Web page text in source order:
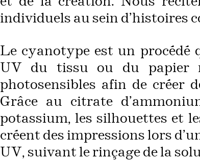
individuels au sein d’histoires
Le cyanotype est un procédé
UV du tissu ou du papier
photosensibles afin de créer
Grâce au citrate
potassium, les silhouettes et
créent des impressions lors
UV, suivant le rinçage de la